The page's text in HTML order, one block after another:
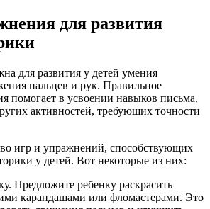
для развития
для развития у детей умения
пальцев и рук. Правильное
помогает в усвоении навыков письма,
активностей, требующих точности
игр и упражнений, способствующих
у детей. Вот некоторые из них:
Предложите ребенку раскрасить
карандашами или фломастерами. Это